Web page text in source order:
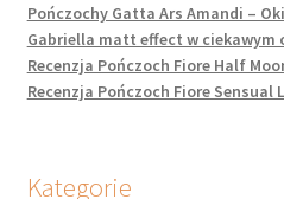
Pończochy Gatta Ars Amandi –
Gabriella matt effect w ciekawym
Recenzja Pończoch Fiore Half
Recenzja Pończoch Fiore Sensual
Kategorie